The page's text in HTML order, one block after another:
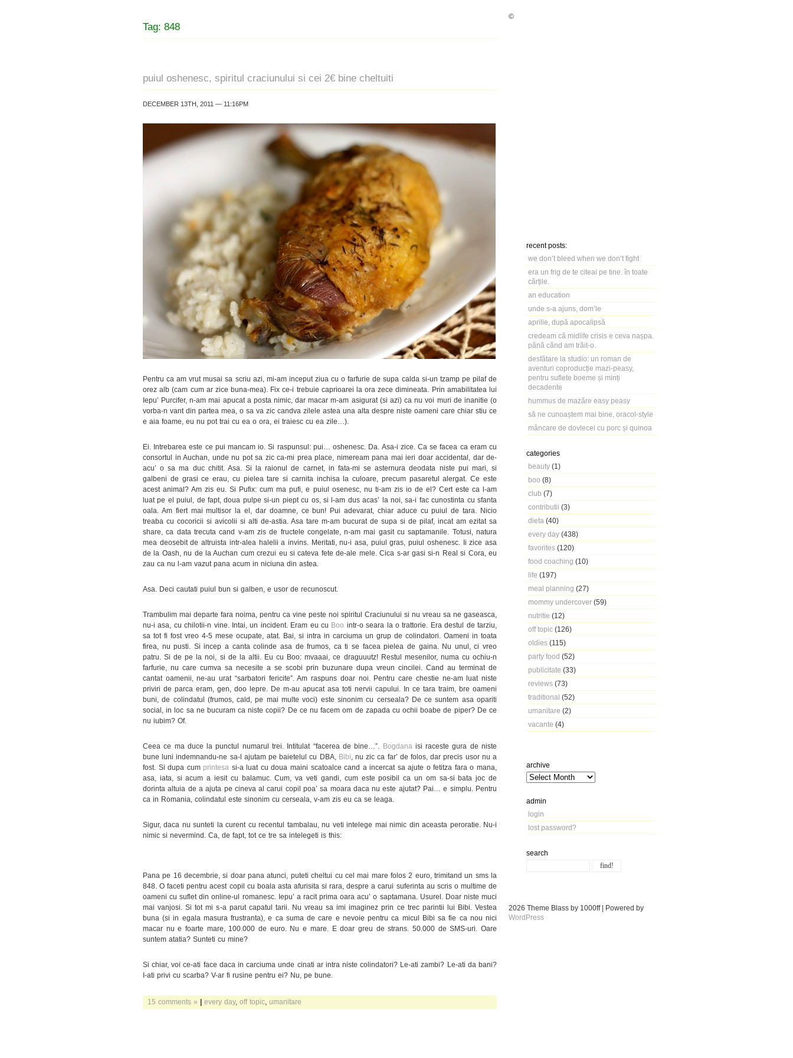
recent posts:
we don’t bleed when we don’t fight
era un frig de te citeai pe tine. în toate
cărțile.
an education
unde s-a ajuns, dom’le
aprilie, după apocalipsă
credeam că midlife crisis e ceva nașpa.
până când am trăit-o.
desfătare la studio: un roman de
aventuri coproducție mazi-peasy,
pentru suflete boeme și minți
decadente
hummus de mazăre easy peasy
să ne cunoaștem mai bine, oracol-style
mâncare de dovlecei cu porc și quinoa
categories
beauty (1)
boo (8)
club (7)
contributii (3)
dieta (40)
every day (438)
favorites (120)
food coaching (10)
life (197)
meal planning (27)
mommy undercover (59)
nutritie (12)
off topic (126)
oldies (115)
party food (52)
publicitate (33)
reviews (73)
traditional (52)
umanitare (2)
vacante (4)
archive
admin
login
lost password?
search
Tag: 848
puiul oshenesc, spiritul craciunului si cei 2€ bine cheltuiti
DECEMBER 13TH, 2011 — 11:16PM
Pentru ca am vrut musai sa scriu azi, mi-am inceput ziua cu o farfurie de supa calda si-un tzamp pe pilaf de
orez alb (cam cum ar zice buna-mea). Fix ce-i trebuie caprioarei la ora zece dimineata. Prin amabilitatea lui
Iepu’ Purcifer, n-am mai apucat a posta nimic, dar macar m-am asigurat (si azi) ca nu voi muri de inanitie (o
vorba-n vant din partea mea, o sa va zic candva zilele astea una alta despre niste oameni care chiar stiu ce
e aia foame, eu nu pot trai cu ea o ora, ei traiesc cu ea zile…).
Ei. Intrebarea este ce pui mancam io. Si raspunsul: pui… oshenesc. Da. Asa-i zice. Ca se facea ca eram cu
consortul in Auchan, unde nu pot sa zic ca-mi prea place, nimeream pana mai ieri doar accidental, dar de-
acu’ o sa ma duc chitit. Asa. Si la raionul de carnet, in fata-mi se asternura deodata niste pui mari, si
galbeni de grasi ce erau, cu pielea tare si carnita inchisa la culoare, precum pasaretul alergat. Ce este
acest animal? Am zis eu. Si Pufix: cum ma pufi, e puiul osenesc, nu ti-am zis io de el? Cert este ca l-am
luat pe el puiul, de fapt, doua pulpe si-un piept cu os, si l-am dus acas’ la noi, sa-i fac cunostinta cu sfanta
oala. Am fiert mai multisor la el, dar doamne, ce bun! Pui adevarat, chiar aduce cu puiul de tara. Nicio
treaba cu cocoricii si avicolii si alti de-astia. Asa tare m-am bucurat de supa si de pilaf, incat am ezitat sa
share, ca data trecuta cand v-am zis de fructele congelate, n-am mai gasit cu saptamanile. Totusi, natura
mea deosebit de altruista intr-alea halelii a invins. Meritati, nu-i asa, puiul gras, puiul oshenesc. Ii zice asa
de la Oash, nu de la Auchan cum crezui eu si cateva fete de-ale mele. Cica s-ar gasi si-n Real si Cora, eu
zau ca nu l-am vazut pana acum in niciuna din astea.
Asa. Deci cautati puiul bun si galben, e usor de recunoscut.
Trambulim mai departe fara noima, pentru ca vine peste noi spiritul Craciunului si nu vreau sa ne gaseasca,
nu-i asa, cu chilotii-n vine. Intai, un incident. Eram eu cu Boo intr-o seara la o trattorie. Era destul de tarziu,
sa tot fi fost vreo 4-5 mese ocupate, atat. Bai, si intra in carciuma un grup de colindatori. Oameni in toata
firea, nu pusti. Si incep a canta colinde asa de frumos, ca ti se facea pielea de gaina. Nu unul, ci vreo
patru. Si de pe la noi, si de la altii. Eu cu Boo: mvaaai, ce draguuutz! Restul mesenilor, numa cu ochiu-n
farfurie, nu care cumva sa necesite a se scobi prin buzunare dupa vreun cincilei. Cand au terminat de
cantat oamenii, ne-au urat “sarbatori fericite”. Am raspuns doar noi. Pentru care chestie ne-am luat niste
priviri de parca eram, gen, doo lepre. De m-au apucat asa toti nervii capului. In ce tara traim, bre oameni
buni, de colindatul (frumos, cald, pe mai multe voci) este sinonim cu cerseala? De ce suntem asa opariti
social, in loc sa ne bucuram ca niste copii? De ce nu facem om de zapada cu ochii boabe de piper? De ce
nu iubim? Of.
Ceea ce ma duce la punctul numarul trei. Intitulat “facerea de bine…”. Bogdana isi raceste gura de niste
bune luni indemnandu-ne sa-l ajutam pe baietelul cu DBA, Bibi , nu zic ca far’ de folos, dar precis usor nu a
fost. Si dupa cum printesa si-a luat cu doua maini scatoalce cand a incercat sa ajute o fetitza fara o mana,
asa, iata, si acum a iesit cu balamuc. Cum, va veti gandi, cum este posibil ca un om sa-si bata joc de
dorinta altuia de a ajuta pe cineva al carui copil poa’ sa moara daca nu este ajutat? Pai… e simplu. Pentru
ca in Romania, colindatul este sinonim cu cerseala, v-am zis eu ca se leaga.
Sigur, daca nu sunteti la curent cu recentul tambalau, nu veti intelege mai nimic din aceasta peroratie. Nu-i
nimic si nevermind. Ca, de fapt, tot ce tre sa intelegeti is this:
Pana pe 16 decembrie, si doar pana atunci, puteti cheltui cu cel mai mare folos 2 euro, trimitand un sms la
848. O faceti pentru acest copil cu boala asta afurisita si rara, despre a carui suferinta au scris o multime de
oameni cu suflet din online-ul romanesc. Iepu’ a racit prima oara acu’ o saptamana. Usurel. Doar niste muci
mai vanjosi. Si tot mi s-a parut capatul tarii. Nu vreau sa imi imaginez prin ce trec parintii lui Bibi. Vestea
buna (si in egala masura frustranta), e ca suma de care e nevoie pentru ca micul Bibi sa fie ca nou nici
macar nu e foarte mare, 100.000 de euro. Nu e mare. E doar greu de strans. 50.000 de SMS-uri. Oare
suntem atatia? Sunteti cu mine?
Si chiar, voi ce-ati face daca in carciuma unde cinati ar intra niste colindatori? Le-ati zambi? Le-ati da bani?
I-ati privi cu scarba? V-ar fi rusine pentru ei? Nu, pe bune.
15 comments » | every day, off topic umanitare
©
2026 Theme Blass by 1000ff | Powered by
WordPress